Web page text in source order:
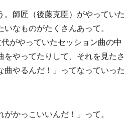
。師匠（後藤克臣）がやっていた
なものがたくさんあって。
がやっていたセッション曲の中
をやってたりして、それを見たさ
曲やるんだ！」ってなっていった
かっこいいんだ！」って。